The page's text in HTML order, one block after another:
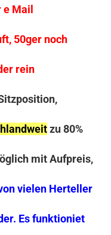
Mail
50ger noch
rein
zu 80%
mit Aufpreis,
vielen Herteller
Es funktioniet